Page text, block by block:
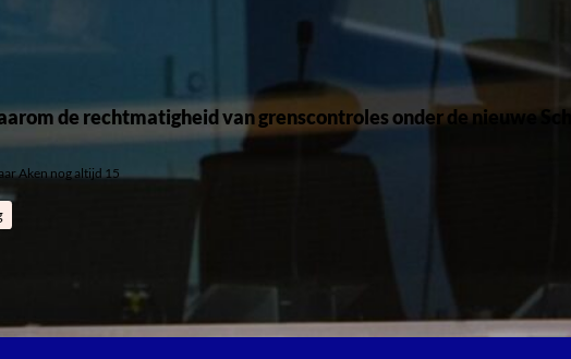
de rechtmatigheid van grenscontroles onder de nieuwe
Aken nog altijd 15